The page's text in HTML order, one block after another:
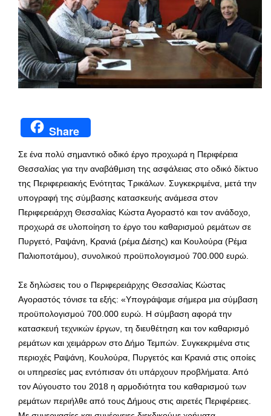
Share
Σε ένα πολύ σημαντικό οδικό έργο προχωρά η Περιφέρεια
Θεσσαλίας για την αναβάθμιση της ασφάλειας στο οδικό δίκτυο
της Περιφερειακής Ενότητας Τρικάλων. Συγκεκριμένα, μετά την
υπογραφή της σύμβασης κατασκευής ανάμεσα στον
Περιφερειάρχη Θεσσαλίας Κώστα Αγοραστό και τον ανάδοχο,
προχωρά σε υλοποίηση το έργο του καθαρισμού ρεμάτων σε
Πυργετό, Ραψάνη, Κρανιά (ρέμα Δέσης) και Κουλούρα (Ρέμα
Παλιοποτάμου), συνολικού προϋπολογισμού 700.000 ευρώ.
Σε δηλώσεις του ο Περιφερειάρχης Θεσσαλίας Κώστας
Αγοραστός τόνισε τα εξής: «Υπογράψαμε σήμερα μια σύμβαση
προϋπολογισμού 700.000 ευρώ. Η σύμβαση αφορά την
κατασκευή τεχνικών έργων, τη διευθέτηση και τον καθαρισμό
ρεμάτων και χειμάρρων στο Δήμο Τεμπών. Συγκεκριμένα στις
περιοχές Ραψάνη, Κουλούρα, Πυργετός και Κρανιά στις οποίες
οι υπηρεσίες μας εντόπισαν ότι υπάρχουν προβλήματα. Από
τον Αύγουστο του 2018 η αρμοδιότητα του καθαρισμού των
ρεμάτων περιήλθε από τους Δήμους στις αιρετές Περιφέρειες.